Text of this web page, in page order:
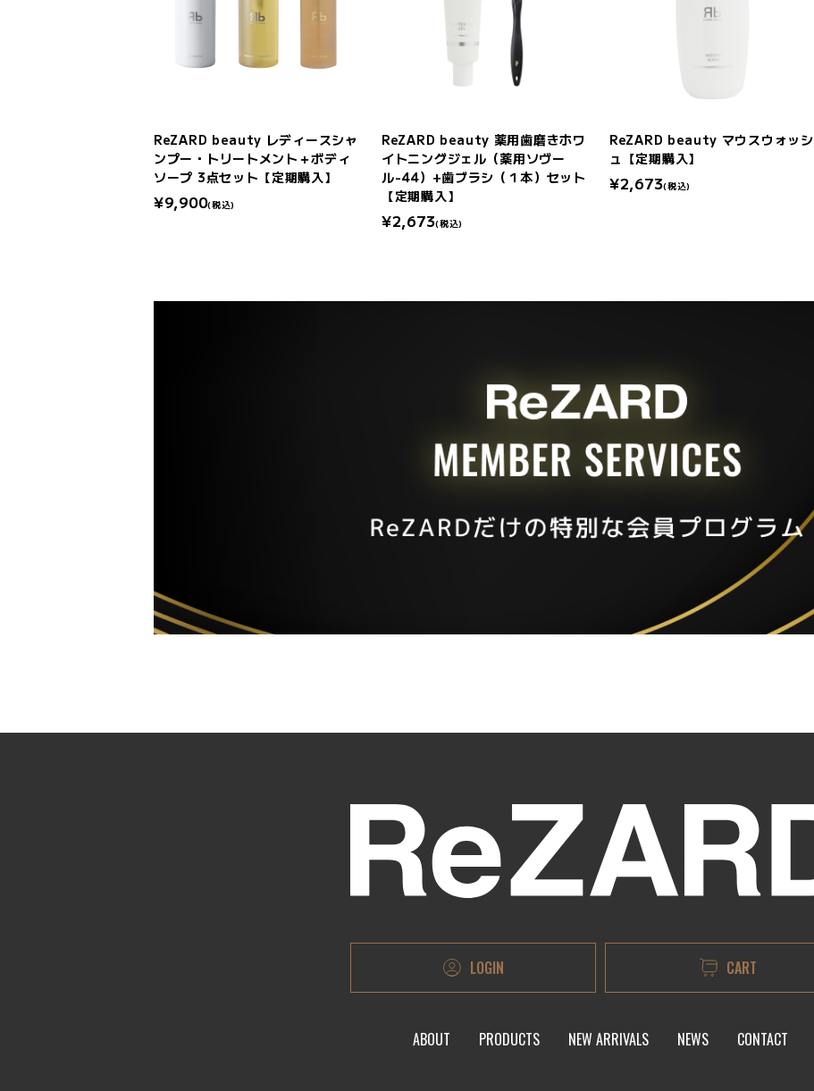
ReZARD beauty レディースシャ
ンプー・トリートメント＋ボディ
ソープ 3点セット【定期購入】
¥9,900(税込)
ReZARD beauty 薬用歯磨きホワ
イトニングジェル（薬用ソヴー
ル-44）+歯ブラシ（１本）セット
【定期購入】
¥2,673(税込)
ReZARD beauty マウスウォッシ
ュ【定期購入】
¥2,673(税込)
LOGIN CART
ABOUT PRODUCTS NEW ARRIVALS NEWS CONTACT